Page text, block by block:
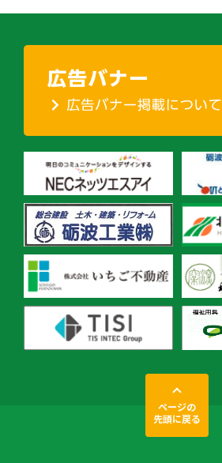
ページの
先頭に戻る